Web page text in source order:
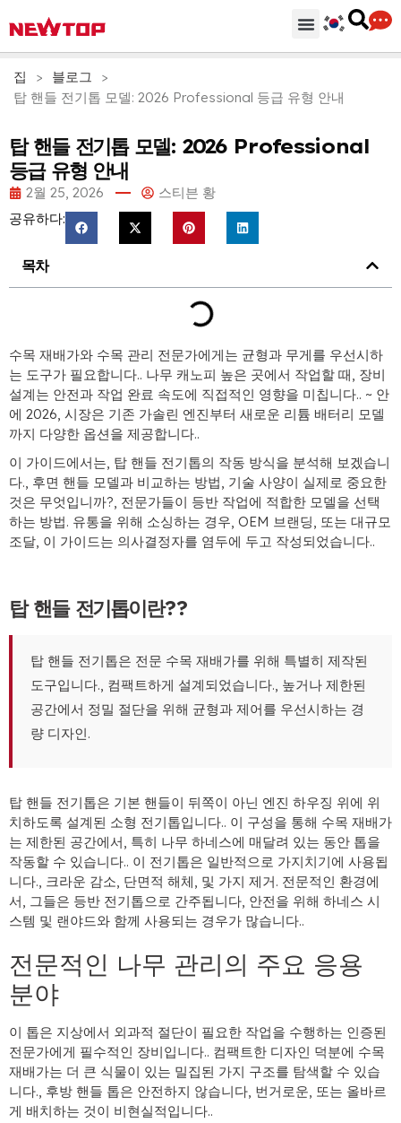
집 > 블로그
>
탑 핸들 전기톱 모델: 2026 Professional 등급 유형 안내
탑 핸들 전기톱 모델: 2026 Professional
등급 유형 안내
2월 25, 2026 스티븐 황
공유하다:
목차
수목 재배가와 수목 관리 전문가에게는 균형과 무게를 우선시하
는 도구가 필요합니다.. 나무 캐노피 높은 곳에서 작업할 때, 장비
설계는 안전과 작업 완료 속도에 직접적인 영향을 미칩니다.. ~ 안
에 2026, 시장은 기존 가솔린 엔진부터 새로운 리튬 배터리 모델
까지 다양한 옵션을 제공합니다..
이 가이드에서는, 탑 핸들 전기톱의 작동 방식을 분석해 보겠습니
다., 후면 핸들 모델과 비교하는 방법, 기술 사양이 실제로 중요한
것은 무엇입니까?, 전문가들이 등반 작업에 적합한 모델을 선택
하는 방법. 유통을 위해 소싱하는 경우, OEM 브랜딩, 또는 대규모
조달, 이 가이드는 의사결정자를 염두에 두고 작성되었습니다..
탑 핸들 전기톱이란??
탑 핸들 전기톱은 전문 수목 재배가를 위해 특별히 제작된
도구입니다., 컴팩트하게 설계되었습니다., 높거나 제한된
공간에서 정밀 절단을 위해 균형과 제어를 우선시하는 경
량 디자인.
탑 핸들 전기톱은 기본 핸들이 뒤쪽이 아닌 엔진 하우징 위에 위
치하도록 설계된 소형 전기톱입니다.. 이 구성을 통해 수목 재배가
는 제한된 공간에서, 특히 나무 하네스에 매달려 있는 동안 톱을
작동할 수 있습니다.. 이 전기톱은 일반적으로 가지치기에 사용됩
니다., 크라운 감소, 단면적 해체, 및 가지 제거. 전문적인 환경에
서, 그들은 등반 전기톱으로 간주됩니다, 안전을 위해 하네스 시
스템 및 랜야드와 함께 사용되는 경우가 많습니다..
전문적인 나무 관리의 주요 응용
분야
이 톱은 지상에서 외과적 절단이 필요한 작업을 수행하는 인증된
전문가에게 필수적인 장비입니다.. 컴팩트한 디자인 덕분에 수목
재배가는 더 큰 식물이 있는 밀집된 가지 구조를 탐색할 수 있습
니다., 후방 핸들 톱은 안전하지 않습니다, 번거로운, 또는 올바르
게 배치하는 것이 비현실적입니다..